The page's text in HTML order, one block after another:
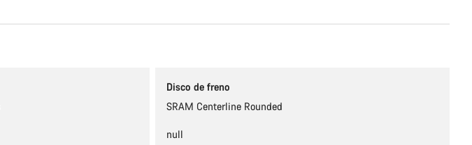
Disco de freno
SRAM Centerline Rounded
null
Cerrar